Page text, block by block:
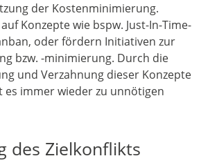
der Kostenminimierung.
Konzepte wie bspw. Just-In-Time-
oder fördern Initiativen zur
bzw. -minimierung. Durch die
und Verzahnung dieser Konzepte
immer wieder zu unnötigen
des Zielkonflikts